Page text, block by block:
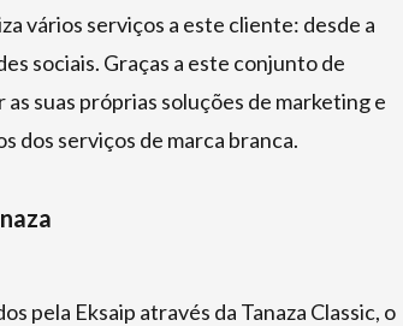
vários serviços a este cliente: desde a
sociais. Graças a este conjunto de
suas próprias soluções de marketing e
dos serviços de marca branca.
pela Eksaip através da Tanaza Classic, o